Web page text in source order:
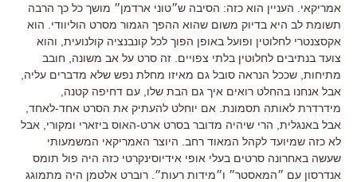
אמריקאי. העניין הוא כזה: הסיבה ש״טוני ארדמן״ מושך כל כך הרבה
תשומת לב היא בדיוק משום שהוא ההפך הגמור מסרט הוליוודי. הוא
אקסצנטרי לחלוטין ופועל באופן הפוך לכל קונבנציה קולנועית, והוא
צועד בנתיבים לחלוטין בלתי צפויים. זה סרט על אב משונה, חובב
מתיחות, שככל הנראה סובל גם מאיזו מחלת נפש שלא מדברים עליה,
אבל אנחנו בהחלט רואים איך גם הבת שלו, עם דחיפה קטנה,
מידרדרת לאותה תסמונת. אם יוחלט להעתיק את הסרט אחד-לאחד,
אבל באנגלית, הרי שיהיה מדובר בסרט ארט-האוס ביזארי ומקורי, אבל
לא כזה שמיועד לקהל המאוד רחב. היוצר האמריקאי המשמעותי
שעשה באחרונה סרטים בעלי אופי אידיוסינקרטי כזה היה פול תומס
אנדרסון עם ״המאסטר״ ו״מידות רעות״. רוברט אלטמן היה מתמוגג